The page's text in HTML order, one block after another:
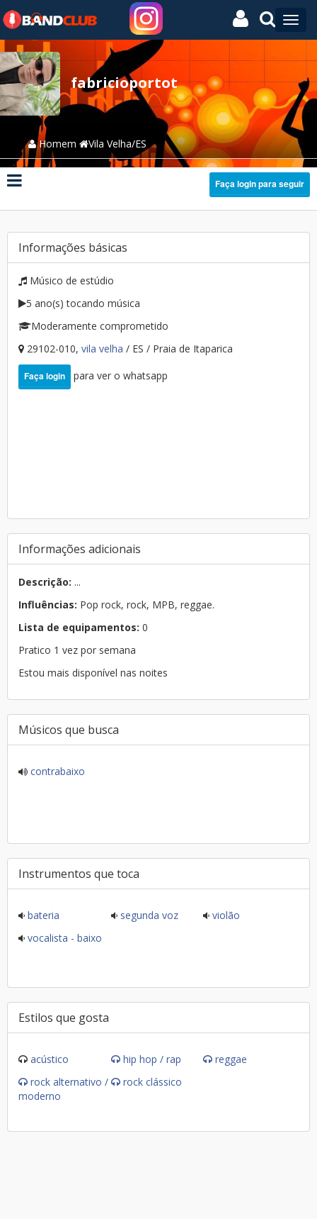
fabricioportot
Homem Vila Velha/ES
Faça login para seguir
Informações básicas
Músico de estúdio
5 ano(s) tocando música
Moderamente comprometido
29102-010, vila velha / ES / Praia de Itaparica
Faça login para ver o whatsapp
Informações adicionais
Descrição: ...
Influências: Pop rock, rock, MPB, reggae.
Lista de equipamentos: 0
Pratico 1 vez por semana
Estou mais disponível nas noites
Músicos que busca
contrabaixo
Instrumentos que toca
bateria segunda voz
violão
vocalista - baixo
Estilos que gosta
acústico hip hop / rap
reggae
rock alternativo /
moderno
rock clássico